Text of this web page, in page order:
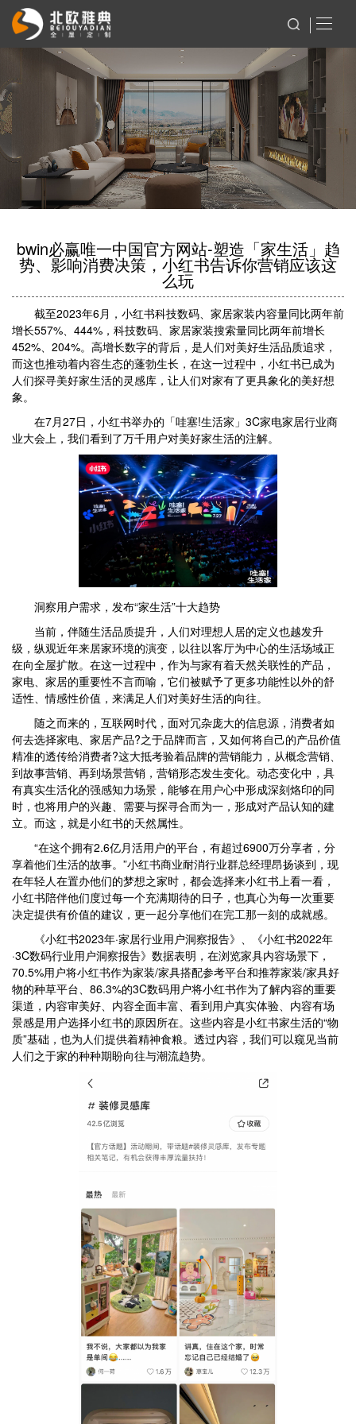
bwin必赢唯一中国官方网站-塑造「家生活」趋
势、影响消费决策，小红书告诉你营销应该这
么玩
截至2023年6月，小红书科技数码、家居家装内容量同比两年前
增长557%、444%，科技数码、家居家装搜索量同比两年前增长
452%、204%。高增长数字的背后，是人们对美好生活品质追求，
而这也推动着内容生态的蓬勃生长，在这一过程中，小红书已成为
人们探寻美好家生活的灵感库，让人们对家有了更具象化的美好想
象。
在7月27日，小红书举办的「哇塞!生活家」3C家电家居行业商
业大会上，我们看到了万千用户对美好家生活的注解。
洞察用户需求，发布“家生活”十大趋势
当前，伴随生活品质提升，人们对理想人居的定义也越发升
级，纵观近年来居家环境的演变，以往以客厅为中心的生活场域正
在向全屋扩散。在这一过程中，作为与家有着天然关联性的产品，
家电、家居的重要性不言而喻，它们被赋予了更多功能性以外的舒
适性、情感性价值，来满足人们对美好生活的向往。
随之而来的，互联网时代，面对冗杂庞大的信息源，消费者如
何去选择家电、家居产品?之于品牌而言，又如何将自己的产品价值
精准的透传给消费者?这大抵考验着品牌的营销能力，从概念营销、
到故事营销、再到场景营销，营销形态发生变化。动态变化中，具
有真实生活化的强感知力场景，能够在用户心中形成深刻烙印的同
时，也将用户的兴趣、需要与探寻合而为一，形成对产品认知的建
立。而这，就是小红书的天然属性。
“在这个拥有2.6亿月活用户的平台，有超过6900万分享者，分
享着他们生活的故事。”小红书商业耐消行业群总经理昂扬谈到，现
在年轻人在置办他们的梦想之家时，都会选择来小红书上看一看，
小红书陪伴他们度过每一个充满期待的日子，也真心为每一次重要
决定提供有价值的建议，更一起分享他们在完工那一刻的成就感。
《小红书2023年·家居行业用户洞察报告》、《小红书2022年
·3C数码行业用户洞察报告》数据表明，在浏览家具内容场景下，
70.5%用户将小红书作为家装/家具搭配参考平台和推荐家装/家具好
物的种草平台、86.3%的3C数码用户将小红书作为了解内容的重要
渠道，内容审美好、内容全面丰富、看到用户真实体验、内容有场
景感是用户选择小红书的原因所在。这些内容是小红书家生活的“物
质”基础，也为人们提供着精神食粮。透过内容，我们可以窥见当前
人们之于家的种种期盼向往与潮流趋势。